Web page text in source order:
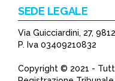
SEDE LEGALE
Via Guicciardini, 27,
P. Iva 03409210832
Copyright © 2021 -